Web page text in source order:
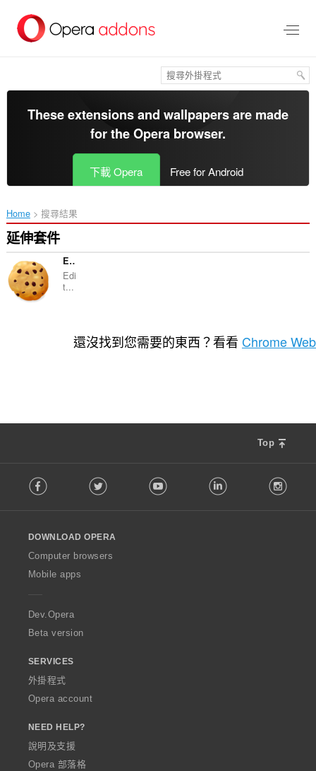
區
These extensions and wallpapers are made
for theOpera browser.
下載 Opera Free for Android
Home 搜尋結果
延伸套件
EditThisCookie
Edi
t...
還沒找到您需要的東西？看看 Chrome
Top
o
w
O
p
a
Facebook Twitter Youtube LinkedIn
DOWNLOAD OPERA
Computer browsers
Mobile apps
Dev.Opera
Beta version
SERVICES
外掛程式
Opera account
NEED HELP?
說明及支援
Opera 部落格